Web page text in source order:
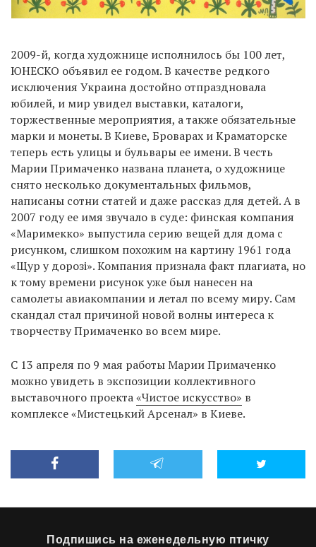
2009-й, когда художнице исполнилось бы 100 лет,
ЮНЕСКО объявил ее годом. В качестве редкого
исключения Украина достойно отпраздновала
юбилей, и мир увидел выставки, каталоги,
торжественные мероприятия, а также обязательные
марки и монеты. В Киеве, Броварах и Краматорске
теперь есть улицы и бульвары ее имени. В честь
Марии Примаченко названа планета, о художнице
снято несколько документальных фильмов,
написаны сотни статей и даже рассказ для детей. А в
2007 году ее имя звучало в суде: финская компания
«Маримекко» выпустила серию вещей для дома с
рисунком, слишком похожим на картину 1961 года
«Щур у дорозі». Компания признала факт плагиата, но
к тому времени рисунок уже был нанесен на
самолеты авиакомпании и летал по всему миру. Сам
скандал стал причиной новой волны интереса к
творчеству Примаченко во всем мире.
С 13 апреля по 9 мая работы Марии Примаченко
можно увидеть в экспозиции коллективного
выставочного проекта«Чистое искусство» в
комплексе «Мистецький Арсенал» в Киеве.
Подпишись на еженедельную птичку